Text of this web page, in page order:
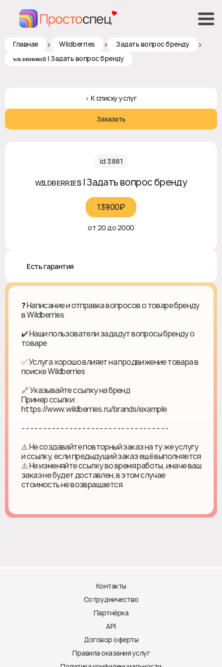
Главная > Wildberries > Задать вопрос бренду >
ᴡɪʟᴅʙᴇʀʀɪᴇs | Задать вопрос бренду
< К списку услуг
Заказать
id 3881
ᴡɪʟᴅʙᴇʀʀɪᴇs | Задать вопрос бренду
13900₽‎
от 20 до 2000
♻️ Есть гарантия
❓ Написание и отправка вопросов о товаре бренду
в Wildberries
✔️ Наши пользователи зададут вопросы бренду о
товаре
✅ Услуга хорошо влияет на продвижение товара в
поиске Wildberries
🔗 Указывайте ссылку на бренд
Пример ссылки:
https://www.wildberries.ru/brands/example
- - - - - - - - - - - - - - - - - - - - - - - - - - - - - - - - - -
⚠️ Не создавайте повторный заказ на ту же услугу
и ссылку, если предыдущий заказ ещё выполняется
⚠️ Не изменяйте ссылку во время работы, иначе ваш
заказ не будет доставлен, в этом случае
стоимость не возвращается
Контакты
Сотрудничество
Партнёрка
API
Договор оферты
Правила оказания услуг